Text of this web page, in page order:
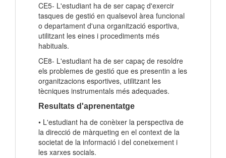
CE5- L'estudiant ha de ser capaç d'exercir
tasques de gestió en qualsevol àrea funcional
o departament d'una organització esportiva,
utilitzant les eines i procediments més
habituals.
CE8- L'estudiant ha de ser capaç de resoldre
els problemes de gestió que es presentin a les
organitzacions esportives, utilitzant les
tècniques instrumentals més adequades.
Resultats d'aprenentatge
• L'estudiant ha de conèixer la perspectiva de
la direcció de màrqueting en el context de la
societat de la informació i del coneixement i
les xarxes socials.